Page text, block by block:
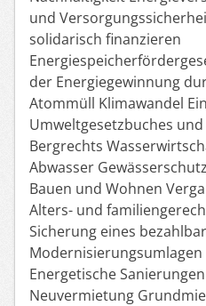
und
solidarisch finanzieren
der Energiegewinnung
Atommüll Klimawandel
Umweltgesetzbuches
Bergrechts
Abwasser
Bauen und Wohnen
Alters- und
Sicherung eines
Energetische
Neuvermietung